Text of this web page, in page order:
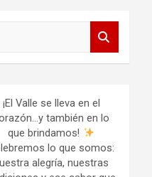
¡El Valle se lleva en el
también en lo
que brindamos!
lo que somos:
alegría, nuestras